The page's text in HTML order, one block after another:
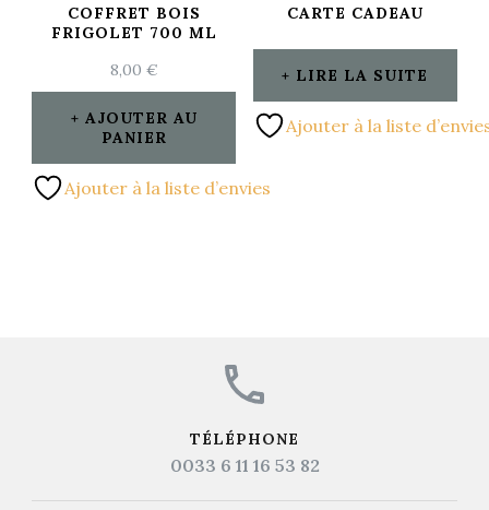
COFFRET BOIS
FRIGOLET 700 ML
8,00 €
AJOUTER AU
PANIER
Ajouter à la liste d’envies
CARTE CADEAU
LIRE LA SUITE
Ajouter à la liste
TÉLÉPHONE
0033 6 11 16 53 82